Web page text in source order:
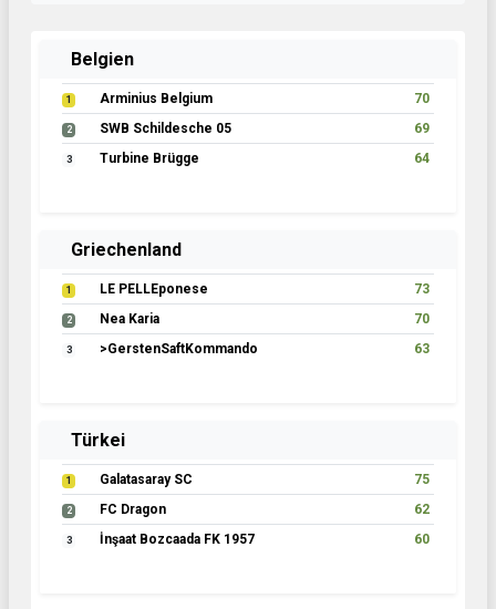
Belgien
1 Arminius Belgium 70
2 SWB Schildesche 05 69
3 Turbine Brügge 64
Griechenland
1 LE PELLEponese 73
2 Nea Karia 70
3 >GerstenSaftKommando 63
Türkei
1 Galatasaray SC 75
2 FC Dragon 62
3 İnşaat Bozcaada FK 1957 60